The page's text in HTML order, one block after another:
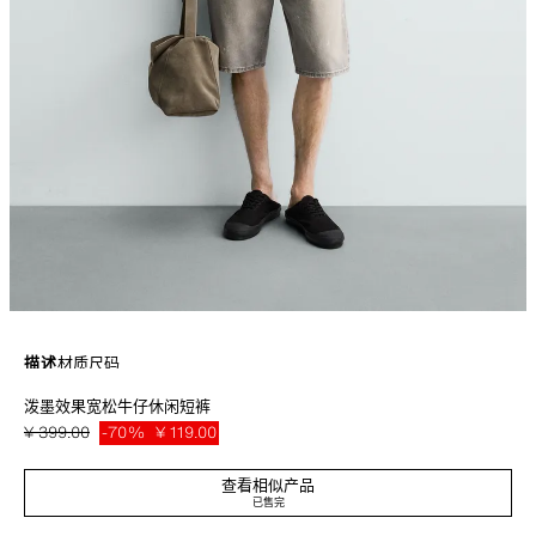
描述材质尺码
裤腿宽松廓形。中腰设计。柔软面料。棉质牛仔面料宽松版型休闲短裤。五口
袋。水洗效果，通体饰有泼墨印花。不规则下摆。正面以拉链和纽扣闭合。
0840/351/710
泼墨效果宽松牛仔休闲短裤
¥ 399.00 -70% ¥ 119.00
查看相似产品
已售完
¥